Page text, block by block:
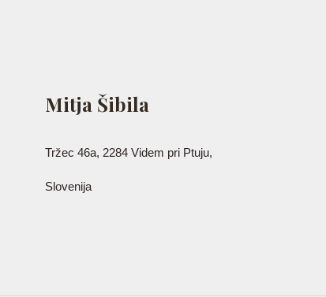
Mitja Šibila
Tržec 46a, 2284 Videm pri Ptuju,
Slovenija